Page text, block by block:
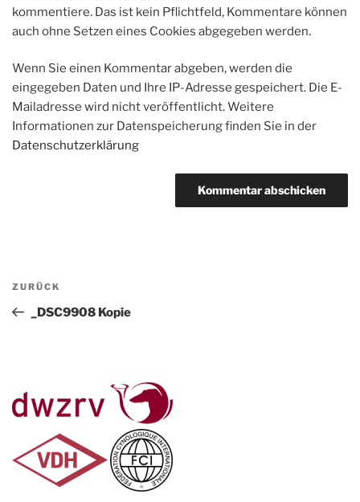
kommentiere. Das ist kein Pflichtfeld, Kommentare können
auch ohne Setzen eines Cookies abgegeben werden.
Wenn Sie einen Kommentar abgeben, werden die
eingegeben Daten und Ihre IP-Adresse gespeichert. Die E-
Mailadresse wird nicht veröffentlicht. Weitere
Informationen zur Datenspeicherung finden Sie in der
Datenschutzerklärung
Beitragsnavigation
Vorheriger
Beitrag
ZURÜCK
_DSC9908 Kopie